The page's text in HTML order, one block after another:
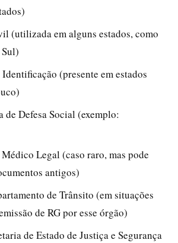
(utilizada em alguns estados, como
(presente em estados
de Defesa Social (exemplo:
Legal (caso raro, mas pode
antigos)
de Trânsito (em situações
de RG por esse órgão)
de Estado de Justiça e Segurança